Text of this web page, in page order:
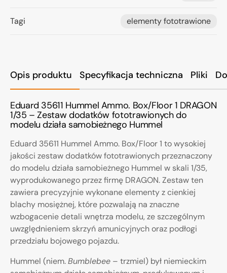
Opis produktu Specyfikacja techniczna Pliki
Eduard 35611 Hummel Ammo. Box/Floor 1 DRAGON
1/35 – Zestaw dodatków fototrawionych do
modelu działa samobieżnego Hummel
Eduard 35611 Hummel Ammo. Box/Floor 1 to wysokiej
jakości zestaw dodatków fototrawionych przeznaczony
do modelu działa samobieżnego Hummel w skali 1/35,
wyprodukowanego przez firmę DRAGON. Zestaw ten
zawiera precyzyjnie wykonane elementy z cienkiej
blachy mosiężnej, które pozwalają na znaczne
wzbogacenie detali wnętrza modelu, ze szczególnym
uwzględnieniem skrzyń amunicyjnych oraz podłogi
przedziału bojowego pojazdu.
Hummel (niem.Bumblebee – trzmiel) był niemieckim
Tagi elementy fototrawione